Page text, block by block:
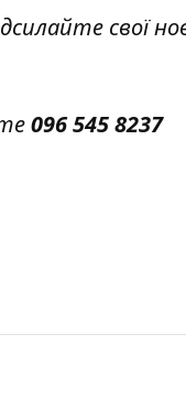
свої
096 545 8237